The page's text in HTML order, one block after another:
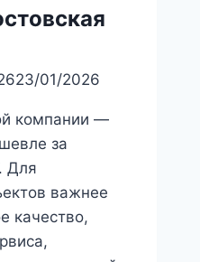
23/01/2026
компании —
за
Для
важнее
качество,